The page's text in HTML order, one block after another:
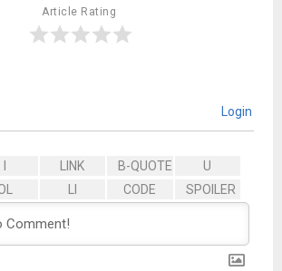
Article Rating
Login